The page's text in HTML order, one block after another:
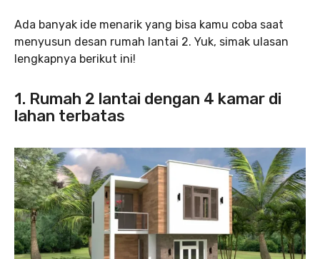
Ada banyak ide menarik yang bisa kamu coba saat
menyusun desan rumah lantai 2. Yuk, simak ulasan
lengkapnya berikut ini!
1. Rumah 2 lantai dengan 4 kamar di
lahan terbatas